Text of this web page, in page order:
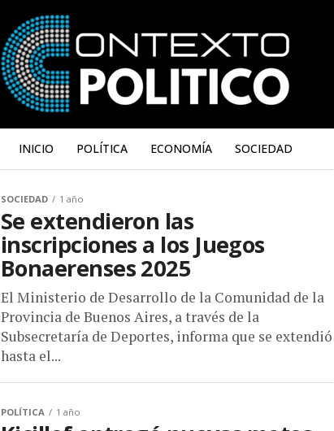
INICIO POLÍTICA ECONOMÍA SOCIEDAD
SOCIEDAD 1 año
Se extendieron las
inscripciones a los Juegos
Bonaerenses 2025
El Ministerio de Desarrollo de la Comunidad de la
Provincia de Buenos Aires, a través de la
Subsecretaría de Deportes, informa que se extendió
hasta el...
POLÍTICA 1 año